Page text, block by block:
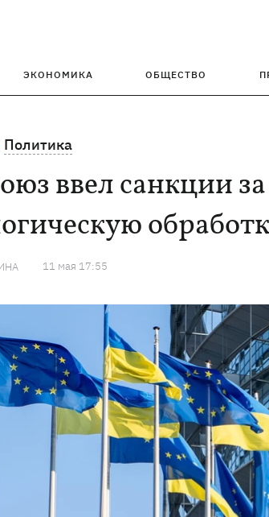
ЭКОНОМИКА ОБЩЕСТВО
Политика
ввел санкции
11 мая 17:55